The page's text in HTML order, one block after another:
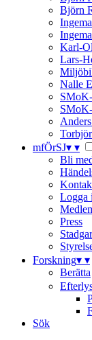
Björn
Karl-
Lars-
Nalle
mfÖrSJ▾ ▾
Bli
Logga
Press
Stadgar
Forskning▾ ▾
Berätta
Sök